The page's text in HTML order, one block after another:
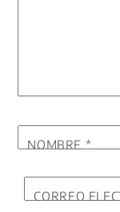
NOMBRE *
CORREO